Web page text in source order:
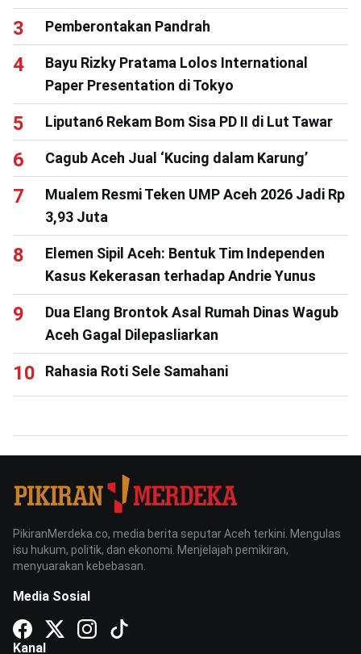
Pemberontakan Pandrah
Bayu Rizky Pratama Lolos International
Paper Presentation di Tokyo
Liputan6 Rekam Bom Sisa PD II di Lut Tawar
Cagub Aceh Jual ‘Kucing dalam Karung’
Mualem Resmi Teken UMP Aceh 2026 Jadi Rp
3,93 Juta
Elemen Sipil Aceh: Bentuk Tim Independen
Kasus Kekerasan terhadap Andrie Yunus
Dua Elang Brontok Asal Rumah Dinas Wagub
Aceh Gagal Dilepasliarkan
Rahasia Roti Sele Samahani
PikiranMerdeka.co, media berita seputar Aceh terkini. Mengulas
isu hukum, politik, dan ekonomi. Menjelajah pemikiran,
menyuarakan kebebasan.
Media Sosial
Kanal